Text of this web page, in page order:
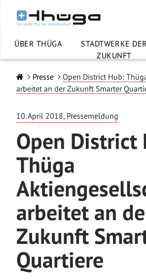
ÜBER THÜGA
STADTWERKE DER
ZUKUNFT
Presse
Open District Hub:
arbeitet an der Zukunft Smarter
10. April 2018, Pressemeldung
Open District
Thüga
arbeitet an
Zukunft
Quartiere